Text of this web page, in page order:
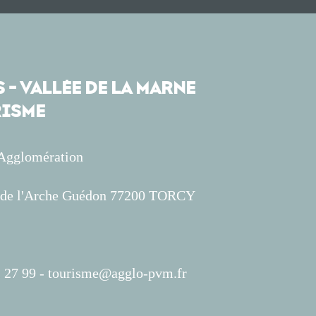
- VALLÉE DE LA MARNE
l'Arche Guédon 77200 TORCY
27 99 - tourisme@agglo-pvm.fr